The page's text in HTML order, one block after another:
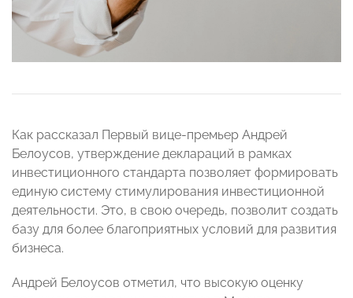
Как рассказал Первый вице-премьер Андрей
Белоусов, утверждение деклараций в рамках
инвестиционного стандарта позволяет формировать
единую систему стимулирования инвестиционной
деятельности. Это, в свою очередь, позволит создать
базу для более благоприятных условий для развития
бизнеса.
Андрей Белоусов отметил, что высокую оценку